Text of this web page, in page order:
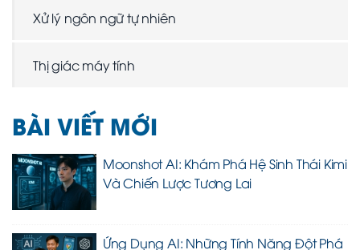
Xử lý ngôn ngữ tự nhiên
Thị giác máy tính
BÀI VIẾT MỚI
Moonshot AI: Khám Phá Hệ Sinh Thái Kimi
Và Chiến Lược Tương Lai
Ứng Dụng AI: Những Tính Năng Đột Phá